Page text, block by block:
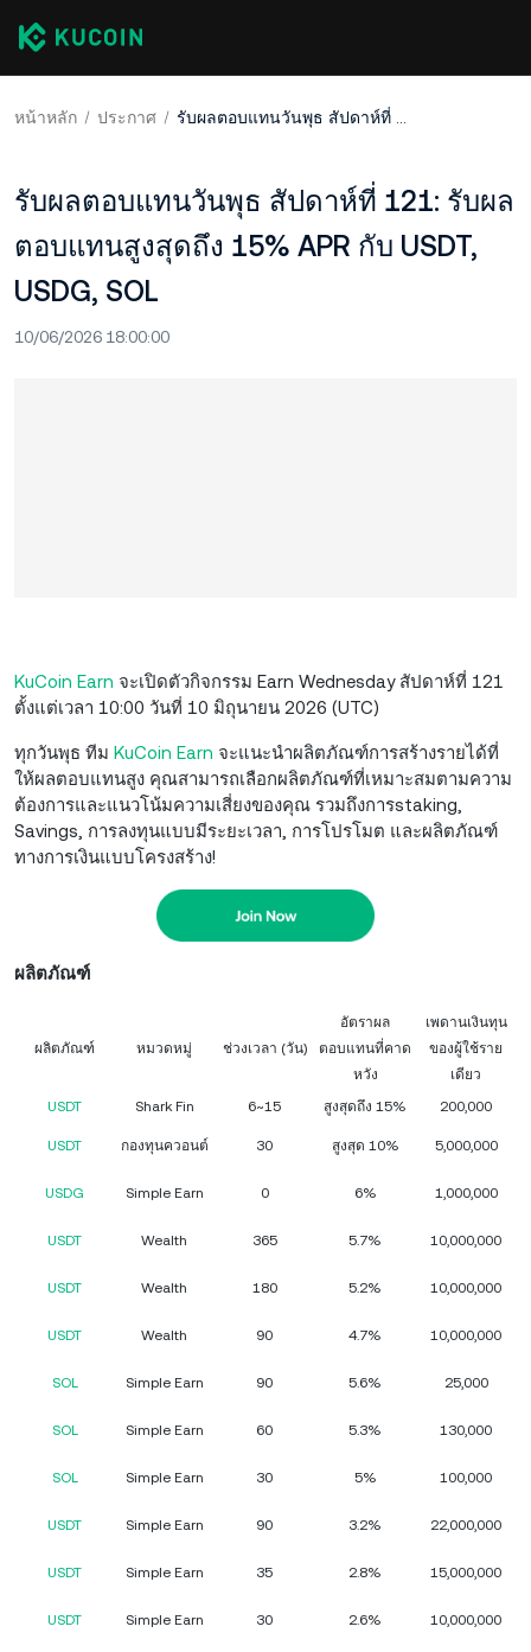
หน้าหลัก ประกาศ รับผลตอบแทนวันพุธ สัปดาห์ที่ 121: รับผลตอบแทนสูงสุดถึง 15% APR กับ USDT, USDG, SOL
รับผลตอบแทนวันพุธ สัปดาห์ที่ 121: รับผล
ตอบแทนสูงสุดถึง 15% APR กับ USDT,
USDG, SOL
10/06/2026 18:00:00
KuCoin Earn จะเปิดตัวกิจกรรม Earn Wednesday สัปดาห์ที่ 121
ตั้งแต่เวลา 10:00 วันที่ 10 มิถุนายน 2026 (UTC)
ทุกวันพุธ ทีม KuCoin Earn จะแนะนำผลิตภัณฑ์การสร้างรายได้ที่
ให้ผลตอบแทนสูง คุณสามารถเลือกผลิตภัณฑ์ที่เหมาะสมตามความ
ต้องการและแนวโน้มความเสี่ยงของคุณ รวมถึงการstaking,
Savings, การลงทุนแบบมีระยะเวลา, การโปรโมต และผลิตภัณฑ์
ทางการเงินแบบโครงสร้าง!
ผลิตภัณฑ์
ผลิตภัณฑ์ หมวดหมู่ ช่วงเวลา (วัน)
อัตราผล
ตอบแทนที่คาด
หวัง
เพดานเงินทุน
ของผู้ใช้ราย
เดียว
USDT
Shark Fin 6~15 สูงสุดถึง 15% 200,000
USDT กองทุนควอนต์ 30 สูงสุด 10% 5,000,000
USDG Simple Earn 0 6% 1,000,000
USDT Wealth 365 5.7% 10,000,000
USDT Wealth 180 5.2% 10,000,000
USDT Wealth 90 4.7% 10,000,000
SOL Simple Earn 90 5.6% 25,000
SOL Simple Earn 60 5.3% 130,000
SOL Simple Earn 30 5% 100,000
USDT Simple Earn 90 3.2% 22,000,000
USDT Simple Earn 35 2.8% 15,000,000
USDT Simple Earn 30 2.6% 10,000,000